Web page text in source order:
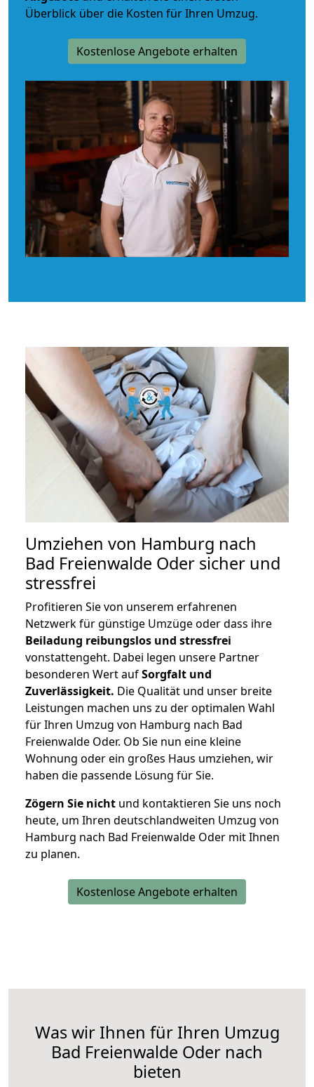
Überblick über die Kosten für Ihren Umzug.
Kostenlose Angebote erhalten
Umziehen von Hamburg nach
Bad Freienwalde Oder sicher und
stressfrei
Profitieren Sie von unserem erfahrenen
Netzwerk für günstige Umzüge oder dass ihre
Beiladung reibungslos und stressfrei
vonstattengeht. Dabei legen unsere Partner
besonderen Wert aufSorgfalt und
Zuverlässigkeit. Die Qualität und unser breite
Leistungen machen uns zu der optimalen Wahl
für Ihren Umzug von Hamburg nach Bad
Freienwalde Oder. Ob Sie nun eine kleine
Wohnung oder ein großes Haus umziehen, wir
haben die passende Lösung für Sie.
Zögern Sie nicht und kontaktieren Sie uns noch
heute, um Ihren deutschlandweiten Umzug von
Hamburg nach Bad Freienwalde Oder mit Ihnen
zu planen.
Kostenlose Angebote erhalten
Was wir Ihnen für Ihren Umzug
Bad Freienwalde Oder nach
bieten